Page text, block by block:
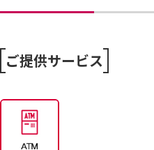
ご提供サービス